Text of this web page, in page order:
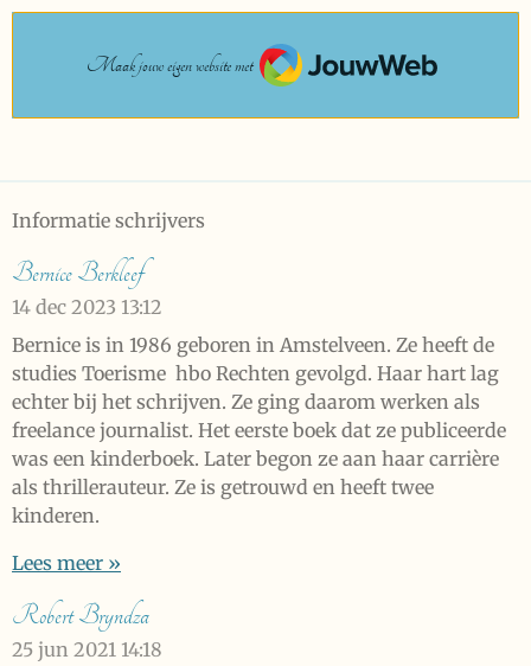
Maak jouw eigen website met
JouwWeb
Informatie schrijvers
Bernice Berkleef
14 dec 2023 13:12
Bernice is in 1986 geboren in Amstelveen. Ze heeft de
studies Toerisme hbo Rechten gevolgd. Haar hart lag
echter bij het schrijven. Ze ging daarom werken als
freelance journalist. Het eerste boek dat ze publiceerde
was een kinderboek. Later begon ze aan haar carrière
als thrillerauteur. Ze is getrouwd en heeft twee
kinderen.
Lees meer »
Robert Bryndza
25 jun 2021 14:18